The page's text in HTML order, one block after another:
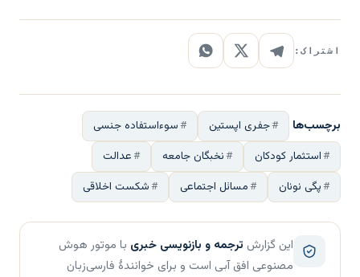
اشتراک:
برچسب‌ها جفری اپستین
سوءاستفاده جنسی
استثمار کودکان
نخبگان جامعه
عدالت
پگی نونان
مسائل اجتماعی شکست اخلاقی
این گزارش ترجمه و بازنویسی خبری با موتور هوش
مصنوعی افق آبی است و برای خوانندهٔ فارسی‌زبان